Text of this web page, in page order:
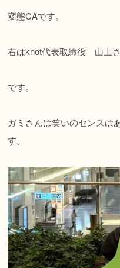
変態CAです。
右はknot代表取締役 山上
です。
ガミさんは笑いのセンスは
す。